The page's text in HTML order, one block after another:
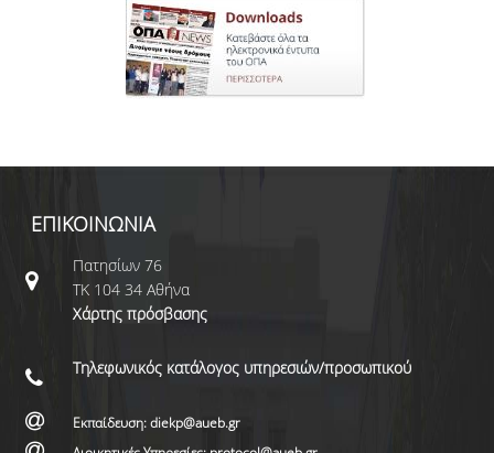
ΕΠΙΚΟΙΝΩΝΙΑ
Πατησίων 76
ΤΚ 104 34 Αθήνα
Χάρτης πρόσβασης
Τηλεφωνικός κατάλογος υπηρεσιών/προσωπικού
Εκπαίδευση: diekp@aueb.gr